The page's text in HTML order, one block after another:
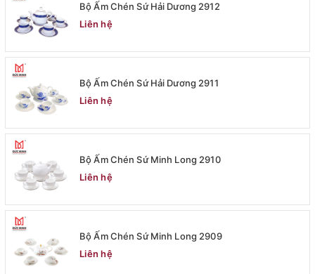
Bộ Ấm Chén Sứ Hải Dương 2912
Liên hệ
Bộ Ấm Chén Sứ Hải Dương 2911
Liên hệ
Bộ Ấm Chén Sứ Minh Long 2910
Liên hệ
Bộ Ấm Chén Sứ Minh Long 2909
Liên hệ